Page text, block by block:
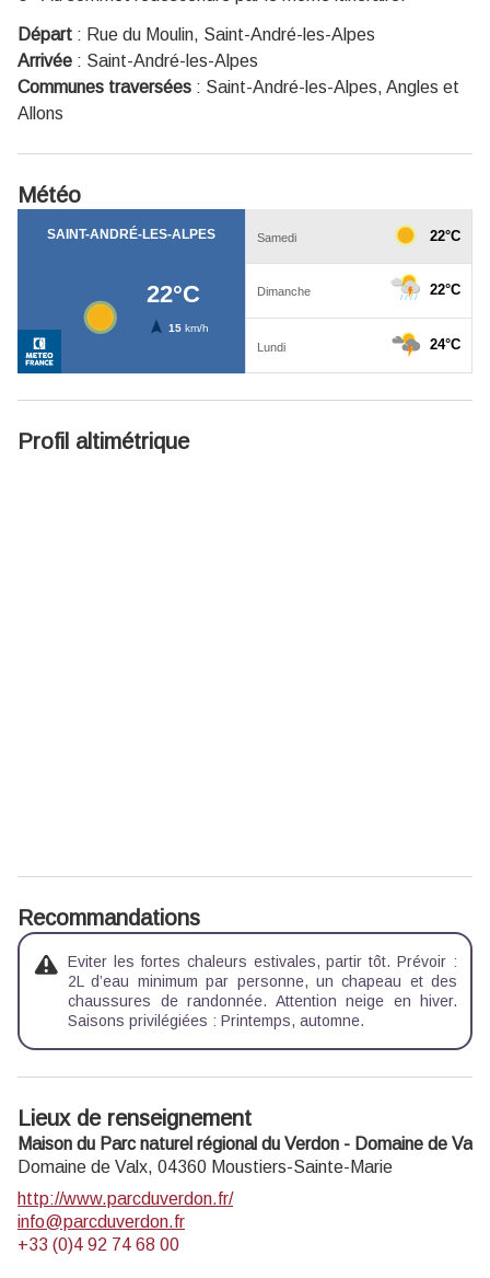
Départ : Rue du Moulin, Saint-André-les-Alpes
Arrivée : Saint-André-les-Alpes
Communes traversées : Saint-André-les-Alpes, Angles et
Allons
Météo
Profil altimétrique
Recommandations
Eviter les fortes chaleurs estivales, partir tôt. Prévoir :
2L d’eau minimum par personne, un chapeau et des
chaussures de randonnée. Attention neige en hiver.
Saisons privilégiées : Printemps, automne.
Lieux de renseignement
Maison du Parc naturel régional du Verdon - Domaine de Valx
Domaine de Valx, 04360 Moustiers-Sainte-Marie
http://www.parcduverdon.fr/
info@parcduverdon.fr
+33 (0)4 92 74 68 00